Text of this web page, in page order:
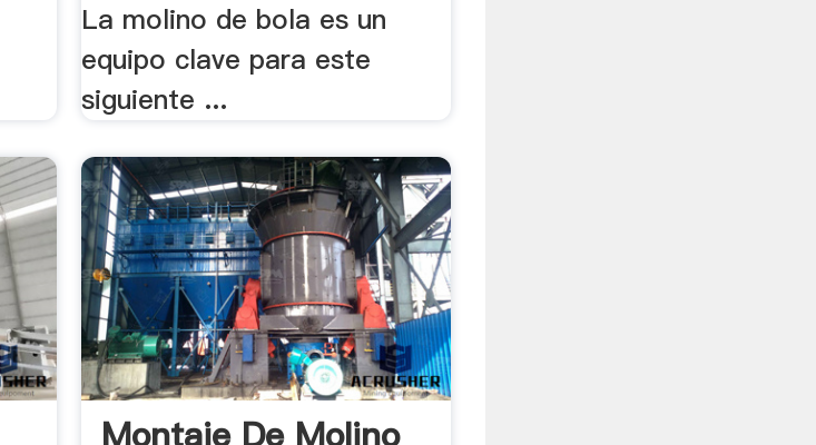
La molino de bola es un
equipo clave para este
siguiente ...
Montaje De Molino